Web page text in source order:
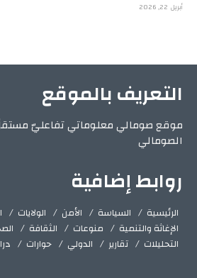
أبريل 22, 2026
التعريف بالموقع
موقع صومالي معلوماتي تفاعليّ
الصومالي
روابط إضافية
الرئيسية السياسة الأمن الولايات
الإغاثة والتنمية
منوعات الثقافة
التحليلات
تقارير الدولي حوارات